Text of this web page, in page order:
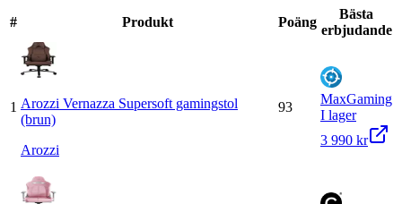
# Produkt Poäng
Bästa
erbjudande
1 Arozzi Vernazza Supersoft gamingstol
(brun)
Arozzi
93
MaxGaming
I lager
3 990 kr